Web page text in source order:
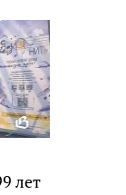
лет